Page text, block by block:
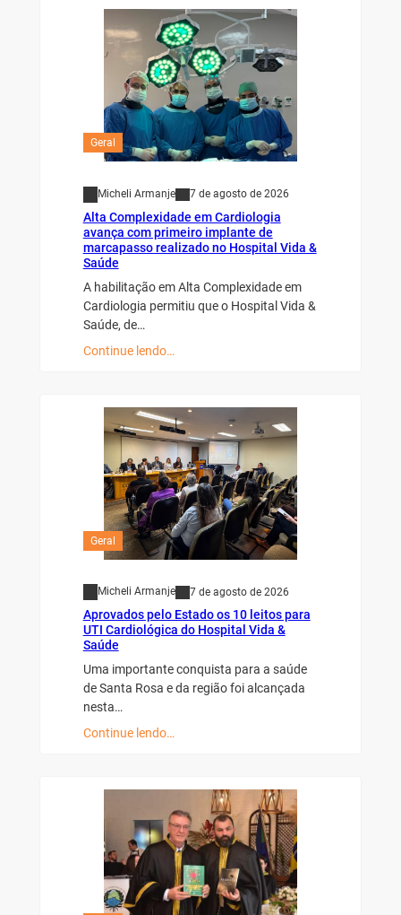
Geral
Micheli Armanje 7 de agosto de 2026
Alta Complexidade em Cardiologia
avança com primeiro implante de
marcapasso realizado no Hospital Vida &
Saúde
A habilitação em Alta Complexidade em
Cardiologia permitiu que o Hospital Vida &
Saúde, de…
Continue lendo…
Geral
Micheli Armanje 7 de agosto de 2026
Aprovados pelo Estado os 10 leitos para
UTI Cardiológica do Hospital Vida &
Saúde
Uma importante conquista para a saúde
de Santa Rosa e da região foi alcançada
nesta…
Continue lendo…